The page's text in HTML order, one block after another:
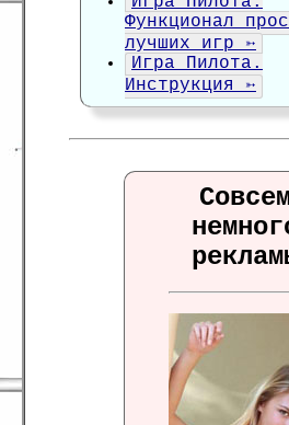
Функционал
лучших игр ➳
Игра Пилота.
Инструкция ➳